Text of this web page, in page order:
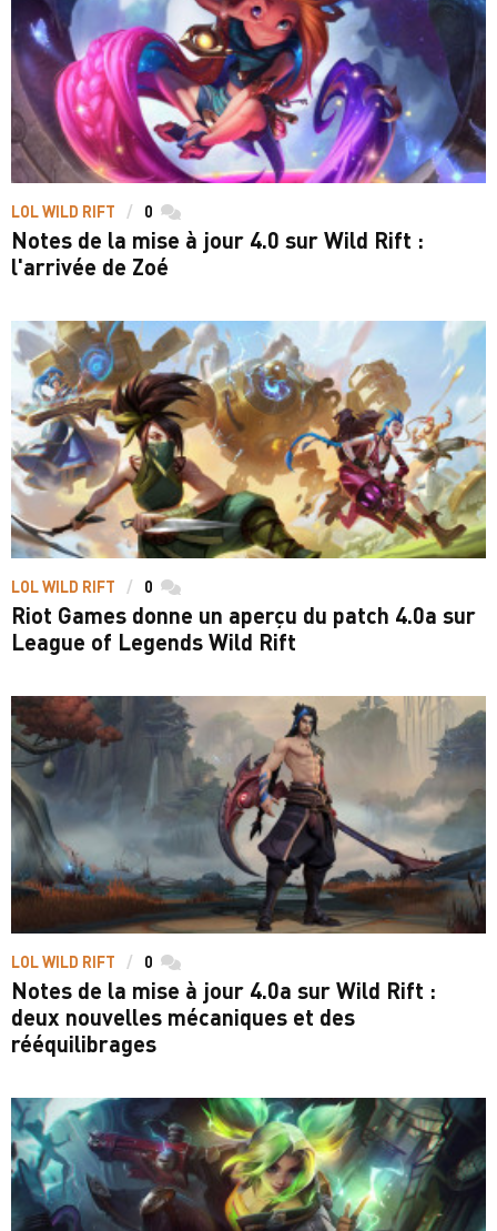
LOL WILD RIFT 0 commentaires
Notes de la mise à jour 4.0 sur Wild Rift :
l'arrivée de Zoé
LOL WILD RIFT 0 commentaires
Riot Games donne un aperçu du patch 4.0a sur
League of Legends Wild Rift
LOL WILD RIFT 0 commentaires
Notes de la mise à jour 4.0a sur Wild Rift :
deux nouvelles mécaniques et des
rééquilibrages